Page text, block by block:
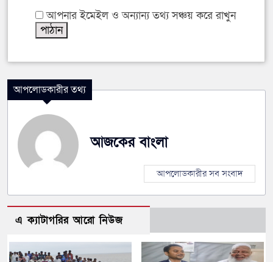
আপনার ইমেইল ও অন্যান্য তথ্য সঞ্চয় করে রাখুন
আপলোডকারীর তথ্য
আজকের বাংলা
আপলোডকারীর সব সংবাদ
এ ক্যাটাগরির আরো নিউজ